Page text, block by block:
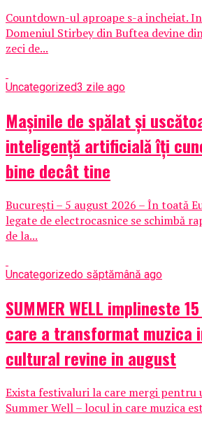
Countdown-ul aproape s-a incheiat.
Domeniul Stirbey din Buftea devine
zeci de...
Uncategorized3 zile ago
Mașinile de spălat și
inteligență artificială îți
bine decât tine
București – 5 august 2026 – În toată
legate de electrocasnice se schimbă
de la...
Uncategorizedo săptămână ago
SUMMER WELL implineste
care a transformat muzica
cultural revine in august
Exista festivaluri la care mergi pentru
Summer Well – locul in care muzica